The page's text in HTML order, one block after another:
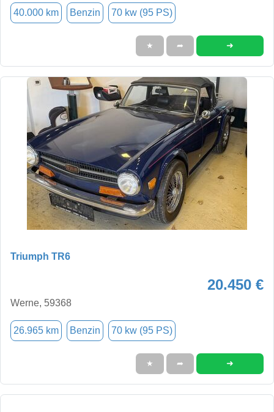
40.000 km Benzin 70 kw (95 PS)
★ ➦ ➜
Triumph TR6
20.450 €
Werne, 59368
26.965 km Benzin 70 kw (95 PS)
★ ➦ ➜